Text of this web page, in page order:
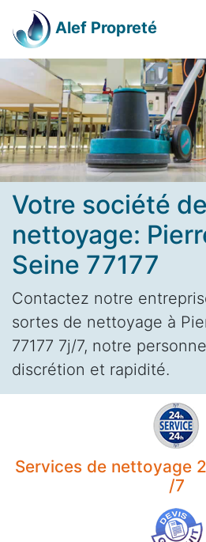
Alef Propreté
Votre société de
nettoyage:
Seine 77177
Contactez notre
sortes de nettoyage à
77177 7j/7, notre
discrétion et rapidité.
Services de nettoyage
/7